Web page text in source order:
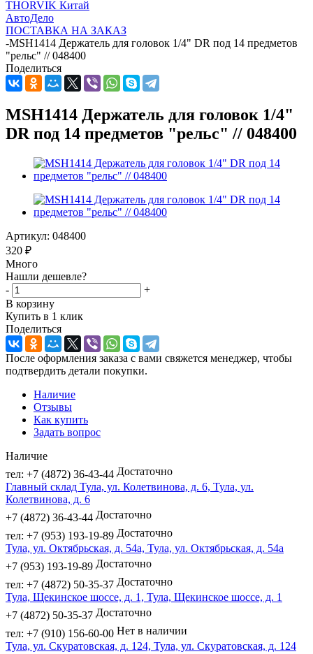
THORVIK Китай
АвтоДело
ПОСТАВКА НА ЗАКАЗ
-MSH1414 Держатель для головок 1/4" DR под 14 предметов
"рельс" // 048400
Поделиться
MSH1414 Держатель для головок 1/4"
DR под 14 предметов "рельс" // 048400
Артикул: 048400
320 ₽
Много
Нашли дешевле?
-
+
В корзину
Купить в 1 клик
Поделиться
После оформления заказа с вами свяжется менеджер, чтобы
подтвердить детали покупки.
Наличие
Отзывы
Как купить
Задать вопрос
Наличие
тел: +7 (4872) 36-43-44 Достаточно
Главный склад Тула, ул. Колетвинова, д. 6, Тула, ул.
Колетвинова, д. 6
+7 (4872) 36-43-44 Достаточно
тел: +7 (953) 193-19-89 Достаточно
Тула, ул. Октябрьская, д. 54а, Тула, ул. Октябрьская, д. 54а
+7 (953) 193-19-89 Достаточно
тел: +7 (4872) 50-35-37 Достаточно
Тула, Щекинское шоссе, д. 1, Тула, Щекинское шоссе, д. 1
+7 (4872) 50-35-37 Достаточно
тел: +7 (910) 156-60-00 Нет в наличии
Тула, ул. Скуратовская, д. 124, Тула, ул. Скуратовская, д. 124